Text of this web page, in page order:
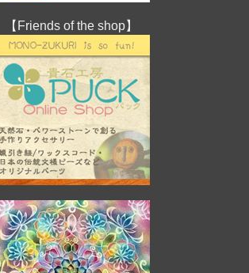
【Friends of the shop】